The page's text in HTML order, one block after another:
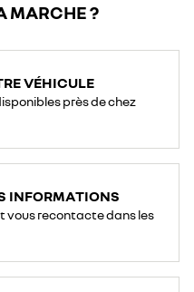
MARCHE ?
VÉHICULE
près de chez
INFORMATIONS
vous recontacte dans les